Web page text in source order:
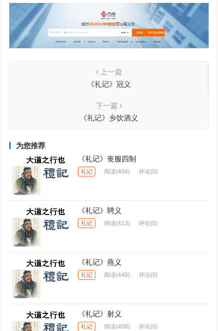
上一篇
《礼记》冠义
下一篇
《礼记》乡饮酒义
为您推荐
《礼记》丧服四制
礼记 阅读(404) 评论(0)
《礼记》聘义
礼记 阅读(413) 评论(0)
《礼记》燕义
礼记 阅读(440) 评论(0)
《礼记》射义
礼记 阅读(408) 评论(0)